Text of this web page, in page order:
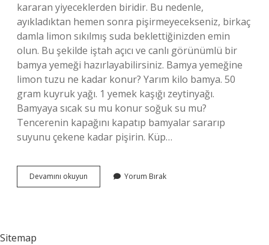
kararan yiyeceklerden biridir. Bu nedenle,
ayıkladıktan hemen sonra pişirmeyecekseniz, birkaç
damla limon sıkılmış suda beklettiğinizden emin
olun. Bu şekilde iştah açıcı ve canlı görünümlü bir
bamya yemeği hazırlayabilirsiniz. Bamya yemeğine
limon tuzu ne kadar konur? Yarım kilo bamya. 50
gram kuyruk yağı. 1 yemek kaşığı zeytinyağı.
Bamyaya sıcak su mu konur soğuk su mu?
Tencerenin kapağını kapatıp bamyalar sararıp
suyunu çekene kadar pişirin. Küp…
Devamını okuyun
Yemeğine
Yorum Bırak
Sitemap